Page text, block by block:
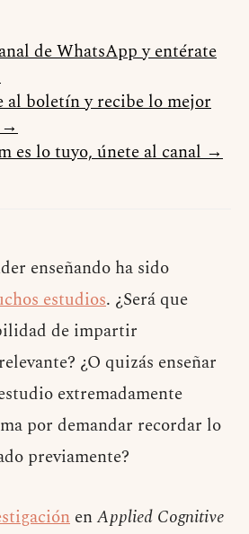
de WhatsApp y entérate
al boletín y recibe lo mejor
→
es lo tuyo, únete al canal →
enseñando ha sido
estudios. ¿Será que
de impartir
¿O quizás enseñar
extremadamente
por demandar recordar lo
previamente?
enApplied Cognitive